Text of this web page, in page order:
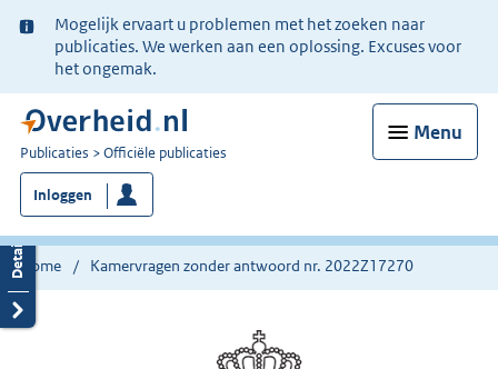
Ter
informatie:
Mogelijk ervaart u problemen met het zoeken naar
publicaties. We werken aan een oplossing. Excuses voor
het ongemak.
Menu
U
bent
nu
hier:
Publicaties Officiële publicaties
Inloggen
Home Kamervragen zonder antwoord nr. 2022Z17270